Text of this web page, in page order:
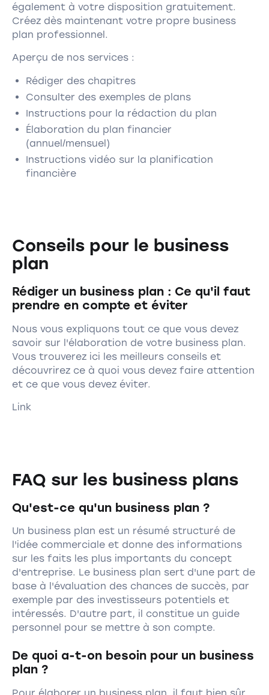
également à votre disposition gratuitement.
Créez dès maintenant votre propre business
plan professionnel.
Aperçu de nos services :
Rédiger des chapitres
Consulter des exemples de plans
Instructions pour la rédaction du plan
Élaboration du plan financier
(annuel/mensuel)
Instructions vidéo sur la planification
financière
Conseils pour le business
plan
Rédiger un business plan : Ce qu'il faut
prendre en compte et éviter
Nous vous expliquons tout ce que vous devez
savoir sur l'élaboration de votre business plan.
Vous trouverez ici les meilleurs conseils et
découvrirez ce à quoi vous devez faire attention
et ce que vous devez éviter.
Link
FAQ sur les business plans
Qu'est-ce qu'un business plan ?
Un business plan est un résumé structuré de
l'idée commerciale et donne des informations
sur les faits les plus importants du concept
d'entreprise. Le business plan sert d'une part de
base à l'évaluation des chances de succès, par
exemple par des investisseurs potentiels et
intéressés. D'autre part, il constitue un guide
personnel pour se mettre à son compte.
De quoi a-t-on besoin pour un business
plan ?
Pour élaborer un business plan, il faut bien sûr